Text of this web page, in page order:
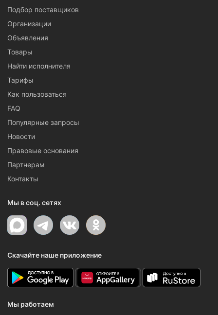
Подбор поставщиков
Организации
Объявления
Товары
Найти исполнителя
Тарифы
Как пользоваться
FAQ
Популярные запросы
Новости
Правовые основания
Партнерам
Контакты
Мы в соц. сетях
Скачайте наше приложение
Мы работаем